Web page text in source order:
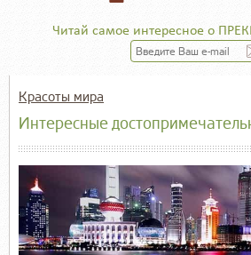
Читай самое интересное о
Красоты мира
Интересные